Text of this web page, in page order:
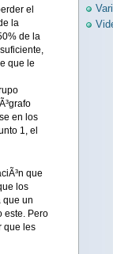
el
la
de la
que le
en los
1, el
que
los
que un
este. Pero
que les